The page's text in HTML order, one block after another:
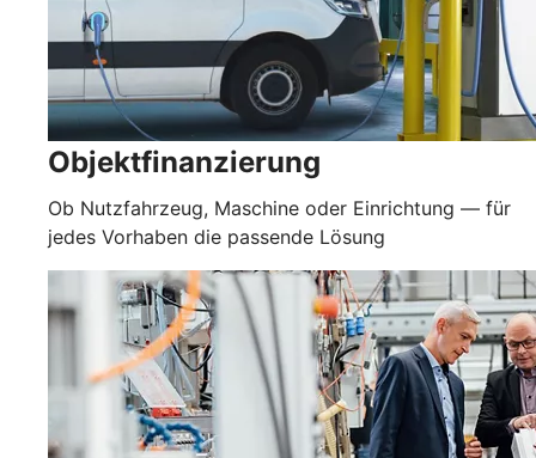
Objektfinanzierung
Ob Nutzfahrzeug, Maschine oder Einrichtung — für
jedes Vorhaben die passende Lösung